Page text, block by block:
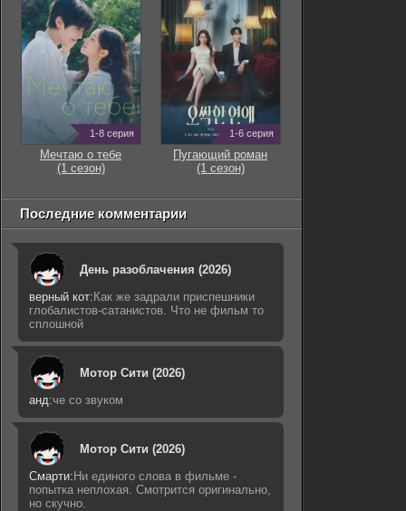
1-8 серия
Мечтаю о тебе
(1 сезон)
1-6 серия
Пугающий роман
(1 сезон)
Последние комментарии
День разоблачения (2026)
верный кот: Как же задрали приспешники
глобалистов-сатанистов. Что не фильм то
сплошной
Мотор Сити (2026)
анд:че со звуком
Мотор Сити (2026)
Смарти: Ни единого слова в фильме -
попытка неплохая. Смотрится оригинально,
но скучно.